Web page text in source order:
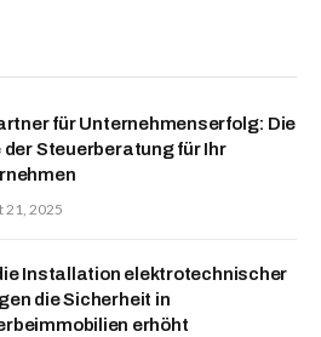
für Unternehmenserfolg: Die
der Steuerberatung für Ihr
21, 2025
Installation elektrotechnischer
die Sicherheit in
erhöht